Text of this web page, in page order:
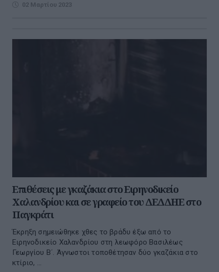
02 Μαρτίου 2023
Επιθέσεις με γκαζάκια στο Ειρηνοδικείο
Χαλανδρίου και σε γραφείο του ΔΕΔΔΗΕ στο
Παγκράτι
Έκρηξη σημειώθηκε χθες το βράδυ έξω από το
Ειρηνοδικείο Χαλανδρίου στη λεωφόρο Βασιλέως
Γεωργίου Β΄. Άγνωστοι τοποθέτησαν δύο γκαζάκια στο
κτίριο, ...